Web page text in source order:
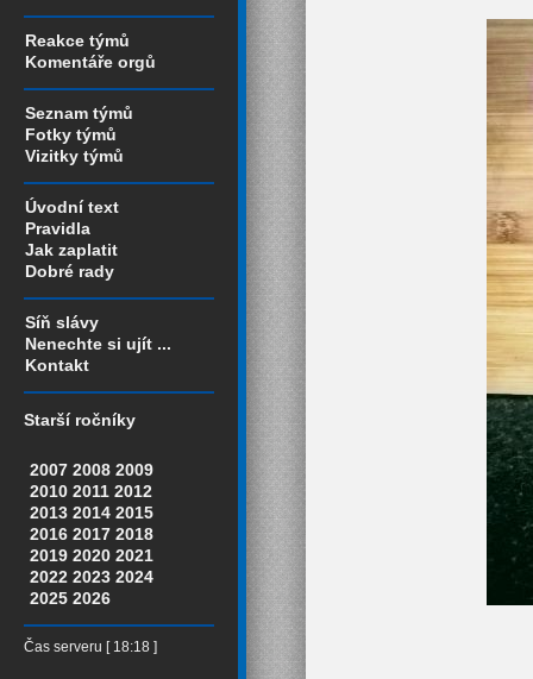
Reakce týmů
Komentáře orgů
Seznam týmů
Fotky týmů
Vizitky týmů
Úvodní text
Pravidla
Jak zaplatit
Dobré rady
Síň slávy
Nenechte si ujít ...
Kontakt
Starší ročníky
2007 2008 2009
2010 2011 2012
2013 2014 2015
2016 2017 2018
2019 2020 2021
2022 2023 2024
2025 2026
Čas serveru [ 18:18 ]